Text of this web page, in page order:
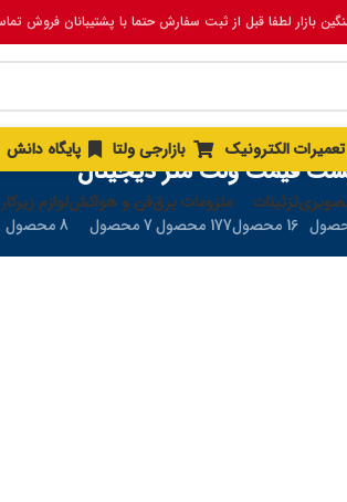
بازار لطفا قبل از ثبت سفارش حتما با پشتیبانان فروش
تعمیرات الکترونیک بازارجی ولتا پایگاه دانش
قیمت ولت متر دیجیتال
تزئینات
16 محصول
ملزومات برق
177 محصول
فن و هواکش
7 محصول
لوازم
8 محصول